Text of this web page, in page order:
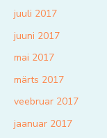
juuli 2017
juuni 2017
mai 2017
märts 2017
veebruar 2017
jaanuar 2017